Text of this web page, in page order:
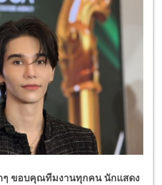
ขอบคุณทีมงานทุกคน นักแสดง